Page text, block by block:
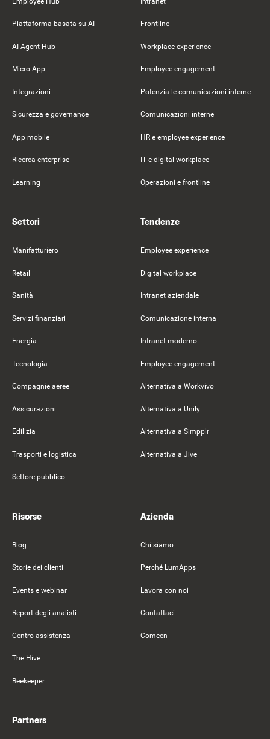
Piattaforma basata su AI
AI Agent Hub
Micro-App
Integrazioni
Sicurezza e governance
App mobile
Ricerca enterprise
Learning
Frontline
Workplace experience
Employee engagement
Potenzia le comunicazioni interne
Comunicazioni interne
HR e employee experience
IT e digital workplace
Operazioni e frontline
Settori
Manifatturiero
Retail
Sanità
Servizi finanziari
Energia
Tecnologia
Compagnie aeree
Assicurazioni
Edilizia
Trasporti e logistica
Settore pubblico
Tendenze
Employee experience
Digital workplace
Intranet aziendale
Comunicazione interna
Intranet moderno
Employee engagement
Alternativa a Workvivo
Alternativa a Unily
Alternativa a Simpplr
Alternativa a Jive
Risorse
Blog
Storie dei clienti
Events e webinar
Report degli analisti
Centro assistenza
The Hive
Beekeeper
Azienda
Chi siamo
Perché LumApps
Lavora con noi
Contattaci
Comeen
Partners